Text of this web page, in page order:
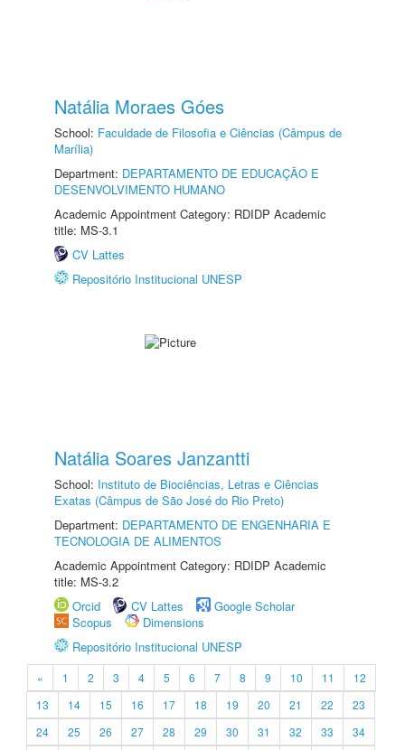
Natália Moraes Góes
School: Faculdade de Filosofia e Ciências (Câmpus de
Marília)
Department: DEPARTAMENTO DE EDUCAÇÃO E
DESENVOLVIMENTO HUMANO
Academic Appointment Category: RDIDP Academic
title: MS-3.1
CV Lattes
Repositório Institucional UNESP
Natália Soares Janzantti
School: Instituto de Biociências, Letras e Ciências
Exatas (Câmpus de São José do Rio Preto)
Department: DEPARTAMENTO DE ENGENHARIA E
TECNOLOGIA DE ALIMENTOS
Academic Appointment Category: RDIDP Academic
title: MS-3.2
Orcid
CV Lattes
Google Scholar
Scopus
Dimensions
Repositório Institucional UNESP
« 1 2 3 4 5 6 7 8 9 10 11
12
13
14 15 16 17 18 19 20 21 22
23
24
25 26 27 28 29 30 31 32 33
34